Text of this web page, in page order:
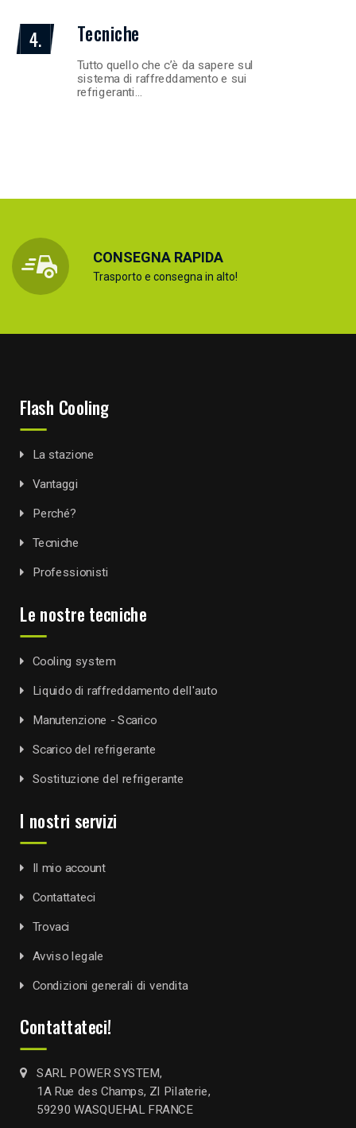
4. Tecniche
Tutto quello che c’è da sapere sul
sistema di raffreddamento e sui
refrigeranti…
CONSEGNA RAPIDA
Trasporto e consegna in alto!
Flash Cooling
La stazione
Vantaggi
Perché?
Tecniche
Professionisti
Le nostre tecniche
Cooling system
Liquido di raffreddamento dell'auto
Manutenzione - Scarico
Scarico del refrigerante
Sostituzione del refrigerante
I nostri servizi
Il mio account
Contattateci
Trovaci
Avviso legale
Condizioni generali di vendita
Contattateci!
SARL POWER SYSTEM,
1A Rue des Champs, ZI Pilaterie,
59290 WASQUEHAL FRANCE